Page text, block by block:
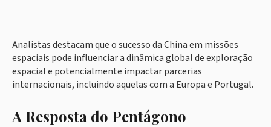
Analistas destacam que o sucesso da China em missões
espaciais pode influenciar a dinâmica global de exploração
espacial e potencialmente impactar parcerias
internacionais, incluindo aquelas com a Europa e Portugal.
A Resposta do Pentágono